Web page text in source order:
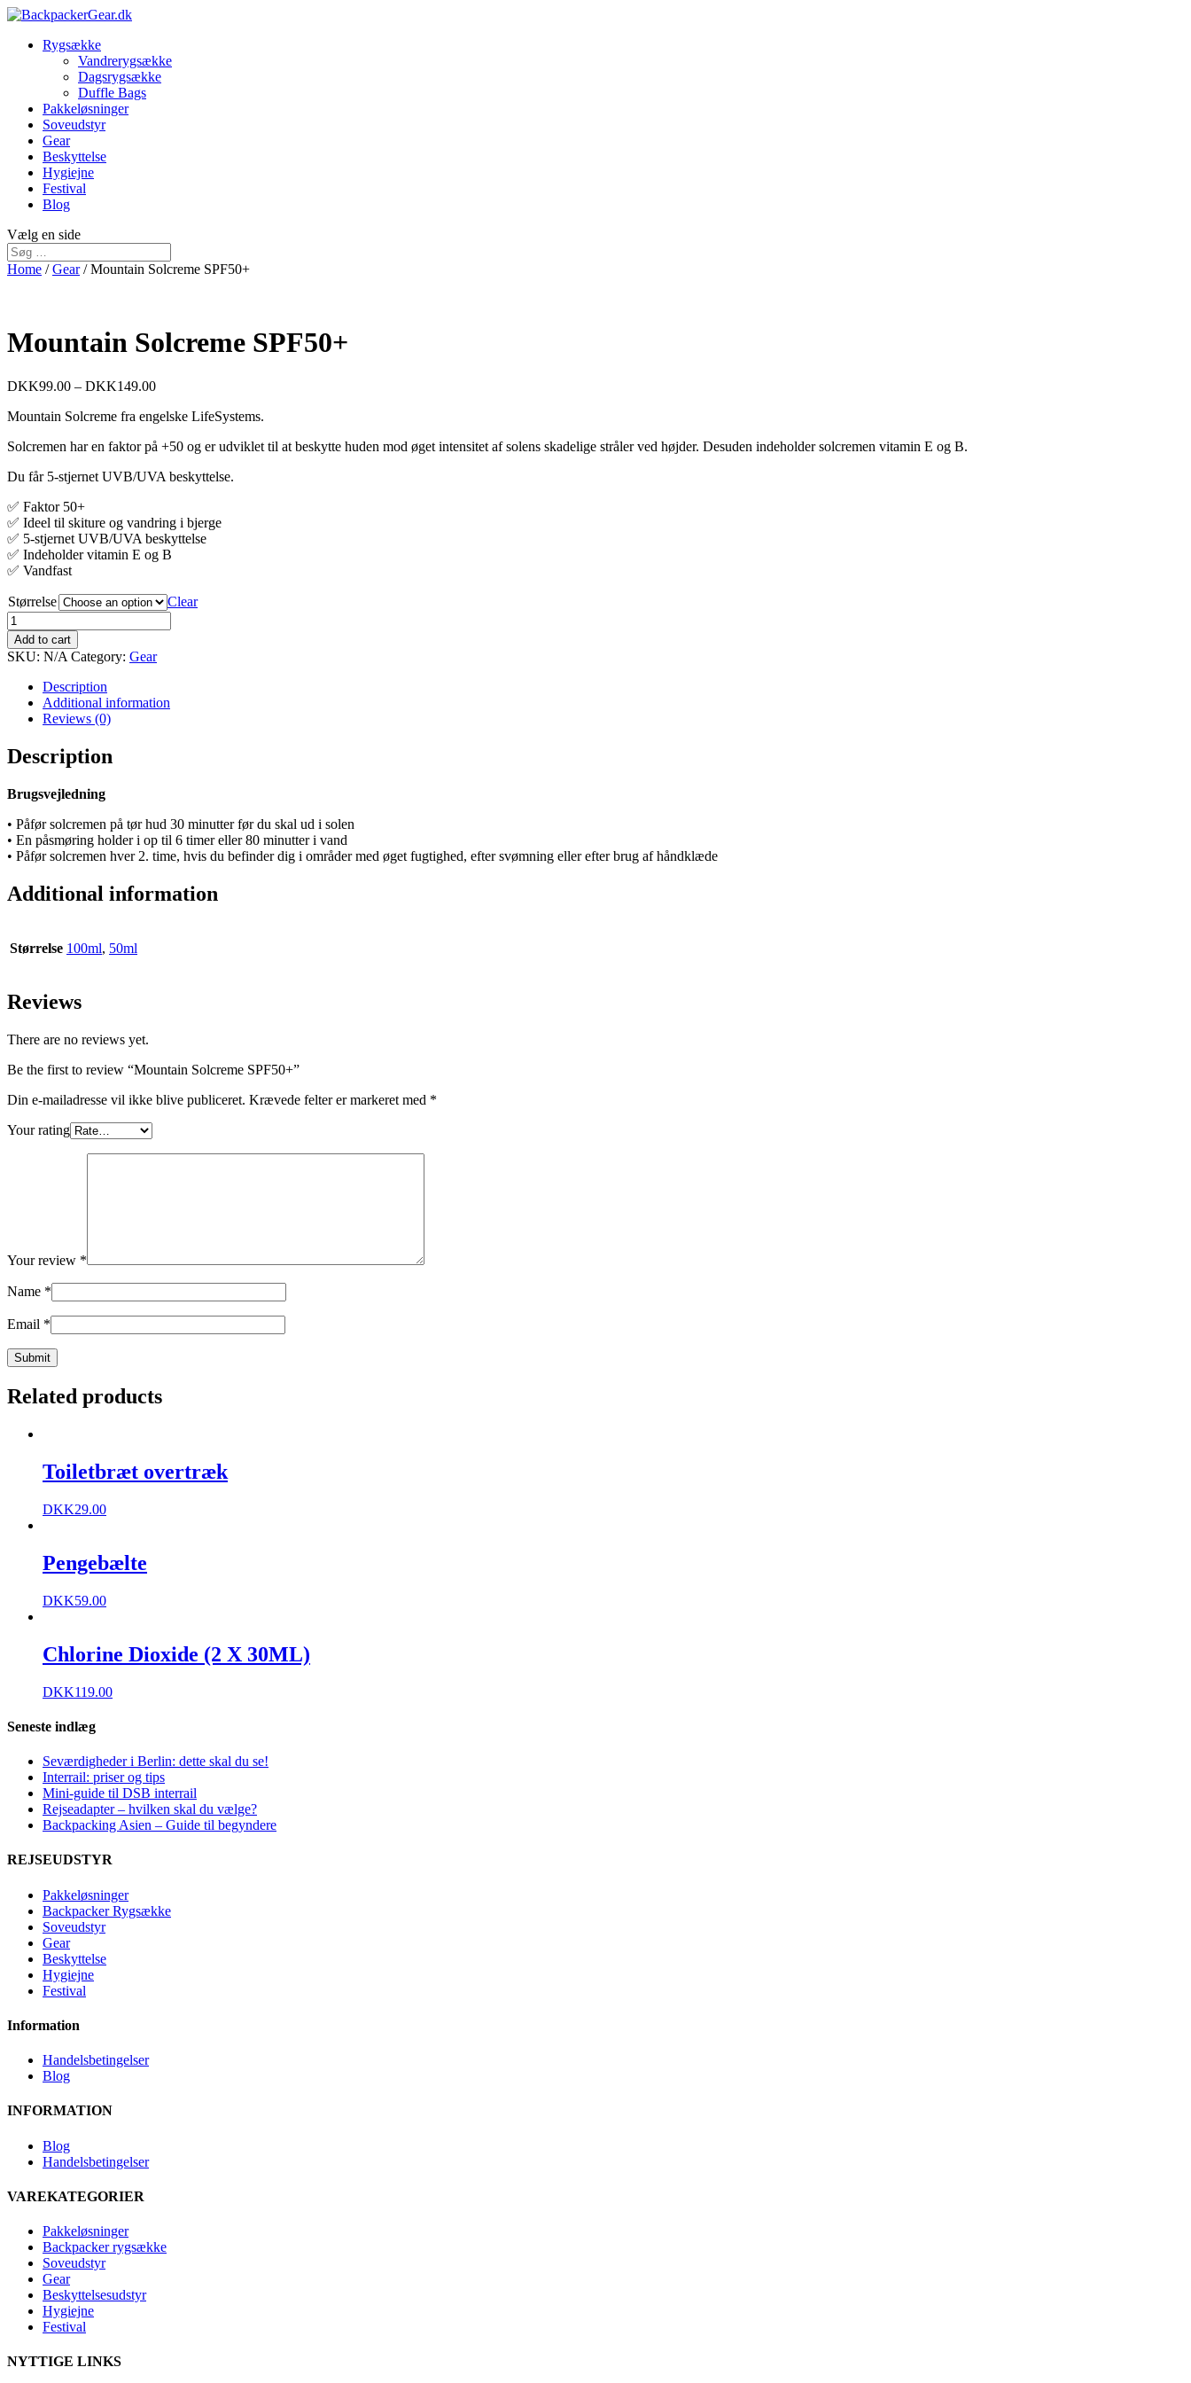
Rygsække
Vandrerygsække
Dagsrygsække
Duffle Bags
Pakkeløsninger
Soveudstyr
Gear
Beskyttelse
Hygiejne
Festival
Blog
Vælg en side
Home /Gear/ Mountain Solcreme SPF50+
Mountain Solcreme SPF50+
DKK99.00 – DKK149.00
Mountain Solcreme fra engelske LifeSystems.
Solcremen har en faktor på +50 og er udviklet til at beskytte huden mod øget intensitet af solens skadelige stråler ved højder. Desuden indeholder solcremen vitamin E og B.
Du får 5-stjernet UVB/UVA beskyttelse.
✅ Faktor 50+
✅ Ideel til skiture og vandring i bjerge
✅ 5-stjernet UVB/UVA beskyttelse
✅ Indeholder vitamin E og B
✅ Vandfast
Størrelse
Clear
Mountain
Solcreme
SPF50+
quantity
Add to cart
SKU: N/A Category: Gear
Description
Additional information
Reviews (0)
Description
Brugsvejledning
• Påfør solcremen på tør hud 30 minutter før du skal ud i solen
• En påsmøring holder i op til 6 timer eller 80 minutter i vand
• Påfør solcremen hver 2. time, hvis du befinder dig i områder med øget fugtighed, efter svømning eller efter brug af håndklæde
Additional information
Størrelse 100ml, 50ml
Reviews
There are no reviews yet.
Be the first to review “Mountain Solcreme SPF50+”
Din e-mailadresse vil ikke blive publiceret. Krævede felter er markeret med *
Your rating
Your review *
Name *
Email *
Related products
Toiletbræt overtræk
DKK29.00
Pengebælte
DKK59.00
Chlorine Dioxide (2 X 30ML)
DKK119.00
Seneste indlæg
Seværdigheder i Berlin: dette skal du se!
Interrail: priser og tips
Mini-guide til DSB interrail
Rejseadapter – hvilken skal du vælge?
Backpacking Asien – Guide til begyndere
REJSEUDSTYR
Pakkeløsninger
Backpacker Rygsække
Soveudstyr
Gear
Beskyttelse
Hygiejne
Festival
Information
Handelsbetingelser
Blog
INFORMATION
Blog
Handelsbetingelser
VAREKATEGORIER
Pakkeløsninger
Backpacker rygsække
Soveudstyr
Gear
Beskyttelsesudstyr
Hygiejne
Festival
NYTTIGE LINKS